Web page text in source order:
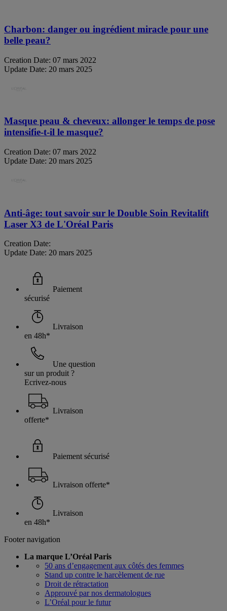
Charbon: danger ou ingrédient miracle pour une
belle peau?
Creation Date: 07 mars 2022
Update Date: 20 mars 2025
Masque peau & cheveux: allonger le temps de pose
intensifie-t-il le masque?
Creation Date: 07 mars 2022
Update Date: 20 mars 2025
Anti-âge: tout savoir sur le Double Soin Revitalift
Laser X3 de L'Oréal Paris
Creation Date:
Update Date: 20 mars 2025
Paiement
sécurisé
Livraison
en 48h*
Une question
sur un produit ?
Ecrivez-nous
Livraison
offerte*
Paiement sécurisé
Livraison offerte*
Livraison
en 48h*
Footer navigation
La marque L’Oréal Paris
50 ans d’engagement aux côtés des femmes
Stand up contre le harcèlement de rue
Droit de rétractation
Approuvé par nos dermatologues
L’Oréal pour le futur